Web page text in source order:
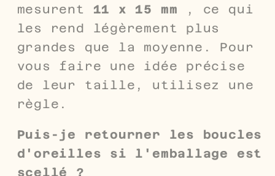
mesurent 11 x 15 mm , ce qui
les rend légèrement plus
grandes que la moyenne. Pour
vous faire une idée précise
de leur taille, utilisez une
règle.
Puis-je retourner les boucles
d'oreilles si l'emballage est
scellé ?